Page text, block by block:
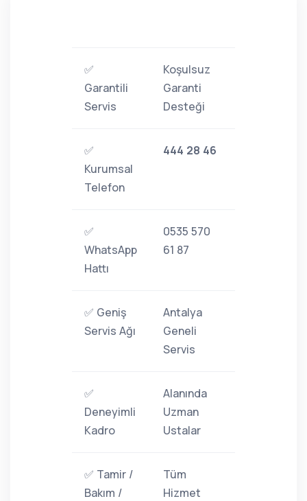
✅
Garantili
Servis
Koşulsuz
Garanti
Desteği
✅
Kurumsal
Telefon
444 28 46
✅
WhatsApp
Hattı
0535 570
61 87
✅ Geniş
Servis Ağı
Antalya
Geneli
Servis
✅
Deneyimli
Kadro
Alanında
Uzman
Ustalar
✅ Tamir /
Bakım /
Tüm
Hizmet